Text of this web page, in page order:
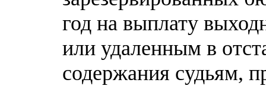
год на выплату
или удаленным в
содержания судьям,